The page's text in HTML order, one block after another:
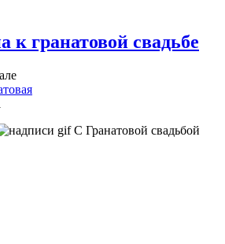
к гранатовой свадьбе